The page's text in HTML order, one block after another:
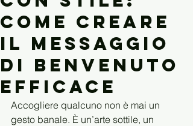
Come Creare
il Messaggio
di Benvenuto
Efficace
Accogliere qualcuno non è mai un
gesto banale. È un’arte sottile, un